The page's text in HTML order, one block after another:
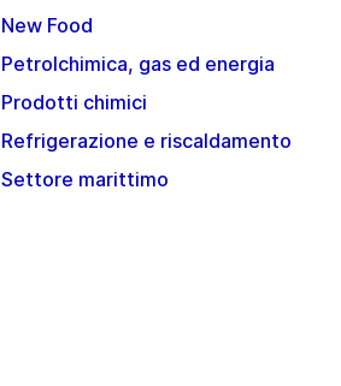
New Food
Petrolchimica, gas ed energia
Prodotti chimici
Refrigerazione e riscaldamento
Settore marittimo